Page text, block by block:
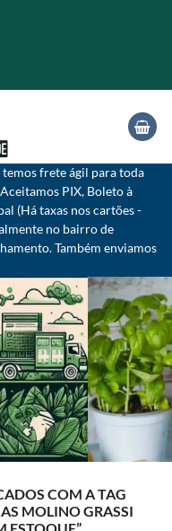
temos frete ágil para toda
PIX, Boleto à
(Há taxas nos cartões -
no bairro de
Também enviamos
COM A TAG
MOLINO GRASSI